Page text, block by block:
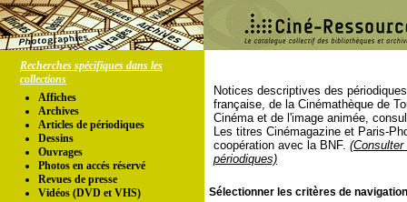
Recherches spécifiques dans les
collections
Affiches
Archives
Articles de périodiques
Dessins
Ouvrages
Photos en accés réservé
Revues de presse
Vidéos (DVD et VHS)
Notices descriptives des
française, de la Cinémathèque de
Cinéma et de l'image animée,
Les titres Cinémagazine et Paris-
coopération avec la BNF.
périodiques)
Sélectionner les critères de